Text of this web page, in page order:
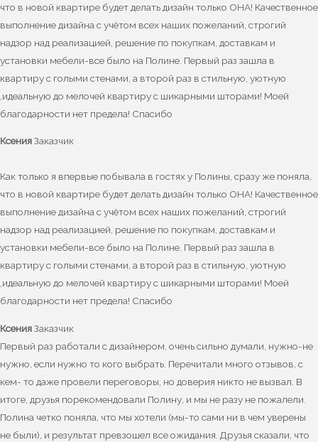
что в новой квартире будет делать дизайн только ОНА! Качественное
выполнение дизайна с учётом всех наших пожеланий, строгий
надзор над реализацией, решение по покупкам, доставкам и
установки мебели-все было на Полине. Первый раз зашла в
квартиру с голыми стенами, а второй раз в стильную, уютную
,идеальную до мелочей квартиру с шикарными шторами! Моей
благодарности нет предела! Спасибо
КсенияЗаказчик
Как только я впервые побывала в гостях у Полины, сразу же поняла,
что в новой квартире будет делать дизайн только ОНА! Качественное
выполнение дизайна с учётом всех наших пожеланий, строгий
надзор над реализацией, решение по покупкам, доставкам и
установки мебели-все было на Полине. Первый раз зашла в
квартиру с голыми стенами, а второй раз в стильную, уютную
,идеальную до мелочей квартиру с шикарными шторами! Моей
благодарности нет предела! Спасибо
КсенияЗаказчик
Первый раз работали с дизайнером, очень сильно думали, нужно-не
нужно, если нужно то кого выбрать. Перечитали много отзывов, с
кем- то даже провели переговоры, но доверия никто не вызвал. В
итоге, друзья порекомендовали Полину, и мы не разу не пожалели.
Полина четко поняла, что мы хотели (мы-то сами ни в чем уверены
не были), и результат превзошел все ожидания. Друзья сказали, что